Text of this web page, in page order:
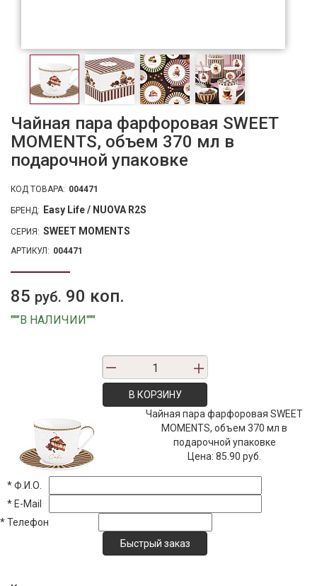
Чайная пара фарфоровая SWEET
MOMENTS, объем 370 мл в
подарочной упаковке
КОД ТОВАРА: 004471
БРЕНД: Easy Life / NUOVA R2S
СЕРИЯ: SWEET MOMENTS
АРТИКУЛ: 004471
85 руб. 90 коп.
"""В НАЛИЧИИ"""
В КОРЗИНУ
Чайная пара фарфоровая SWEET
MOMENTS, объем 370 мл в
подарочной упаковке
Цена:85.90 руб.
*Ф.И.О.
* E-Mail
*Телефон